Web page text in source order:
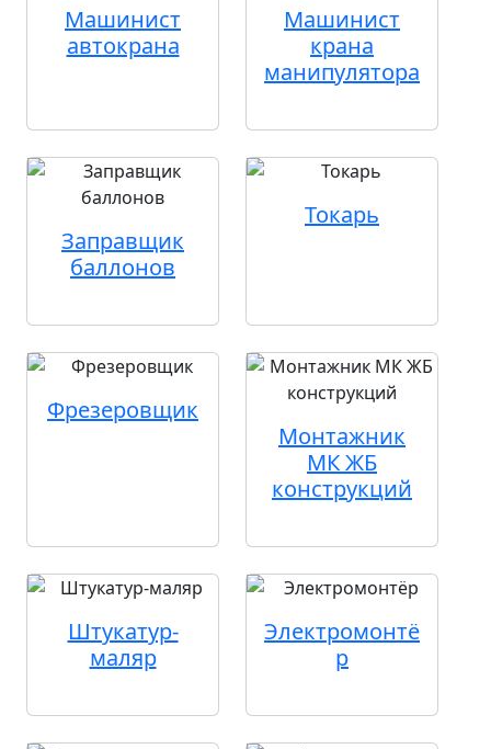
Машинист
автокрана
Машинист
крана
манипулятора
Заправщик
баллонов
Токарь
Фрезеровщик
Монтажник
МК ЖБ
конструкций
Штукатур-
маляр
Электромонтё
р